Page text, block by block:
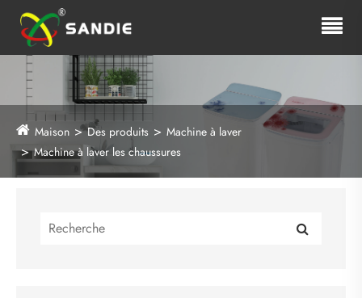
Maison Des produits
Machine à laver
Machine à laver les chaussures